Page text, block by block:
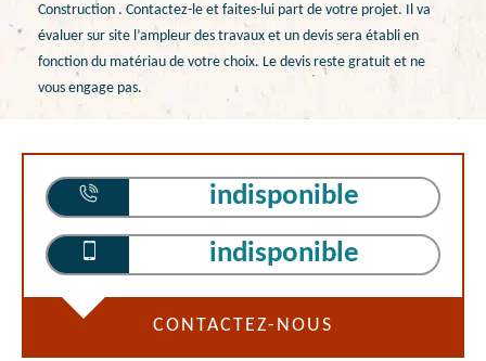
Construction . Contactez-le et faites-lui part de votre projet. Il va
évaluer sur site l’ampleur des travaux et un devis sera établi en
fonction du matériau de votre choix. Le devis reste gratuit et ne
vous engage pas.
indisponible
indisponible
CONTACTEZ-NOUS